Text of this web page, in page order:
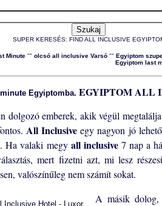
SUPER KERESÉS: FIND ALL INCLUSIVE
Minute "" olcsó all inclusive Varsó "" Egyiptom
Egyiptom last
EGYIPTOM ALL
dolgozó emberek, akik végül
All Inclusiveegy nagyon jó
Ha valaki megy all inclusive 7 nap a
mert fizetni azt, mi lesz
valószínűleg nem számít sokat.
A másik dolog,